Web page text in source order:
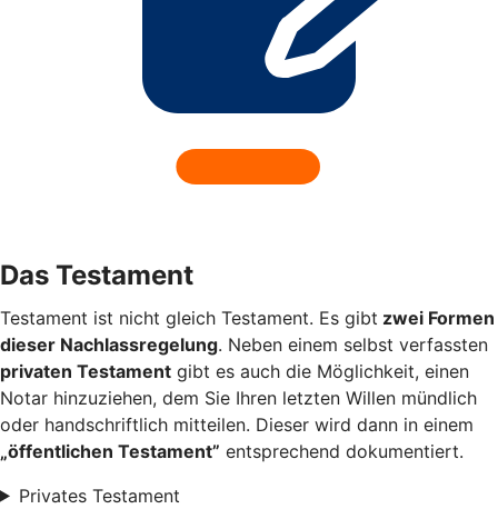
Das Testament
Testament ist nicht gleich Testament. Es gibt zwei Formen
dieser Nachlassregelung. Neben einem selbst verfassten
privaten Testament gibt es auch die Möglichkeit, einen
Notar hinzuziehen, dem Sie Ihren letzten Willen mündlich
oder handschriftlich mitteilen. Dieser wird dann in einem
„öffentlichen Testament” entsprechend dokumentiert.
Privates Testament